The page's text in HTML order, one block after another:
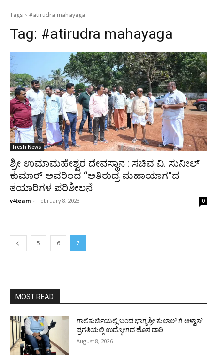
Tags #atirudra mahayaga
Tag: #atirudra mahayaga
Fresh News
ಶ್ರೀ ಉಮಾಮಹೇಶ್ವರ ದೇವಸ್ಥಾನ : ಸಚಿವ ವಿ. ಸುನೀಲ್
ಕುಮಾರ್ ಅವರಿಂದ “ಅತಿರುದ್ರ ಮಹಾಯಾಗ”ದ
ತಯಾರಿಗಳ ಪರಿಶೀಲನೆ
v4team - February 8, 2023 0
5 6 7
MOST READ
ಗಾಲಿಕುರ್ಚಿಯಲ್ಲಿ ಬಂದ ಭಾಗ್ಯಶ್ರೀ ಕುಲಾಲ್ ಗೆ ಆಳ್ವಾಸ್
ಪ್ರಗತಿಯಲ್ಲಿ ಉದ್ಯೋಗದ ಹೊಸ ದಾರಿ
August 8, 2026